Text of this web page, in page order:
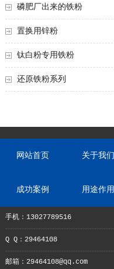
磷肥厂出来的铁粉
置换用锌粉
钛白粉专用铁粉
还原铁粉系列
网站首页 关于我们
成功案例 用途作用
手机：13027789516
Q Q：29464108
邮箱：29464108@qq.com